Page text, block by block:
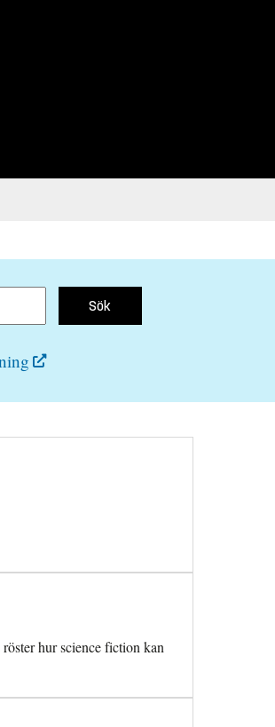
Sök
hur science fiction kan